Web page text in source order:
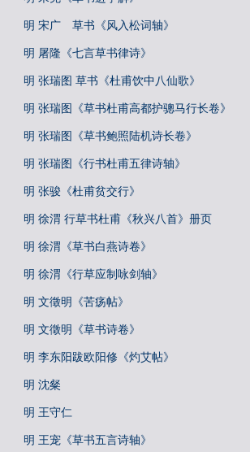
明 宋广 草书《风入松词轴》
明 屠隆《七言草书律诗》
明 张瑞图 草书《杜甫饮中八仙歌》
明 张瑞图《草书杜甫高都护骢马行长卷》
明 张瑞图《草书鲍照陆机诗长卷》
明 张瑞图《行书杜甫五律诗轴》
明 张骏《杜甫贫交行》
明 徐渭 行草书杜甫《秋兴八首》册页
明 徐渭《草书白燕诗卷》
明 徐渭《行草应制咏剑轴》
明 文徵明《苦疡帖》
明 文徵明《草书诗卷》
明 李东阳跋欧阳修《灼艾帖》
明 沈粲
明 王守仁
明 王宠《草书五言诗轴》